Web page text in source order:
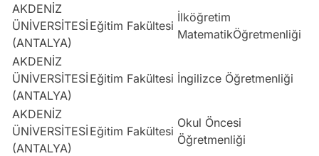
AKDENİZ
ÜNİVERSİTESİ
(ANTALYA)
Eğitim Fakültesi
İlköğretim
MatematikÖğretmenliği
AKDENİZ
ÜNİVERSİTESİ
(ANTALYA)
Eğitim Fakültesi İngilizce Öğretmenliği
AKDENİZ
ÜNİVERSİTESİ
(ANTALYA)
Eğitim Fakültesi
Okul Öncesi
Öğretmenliği